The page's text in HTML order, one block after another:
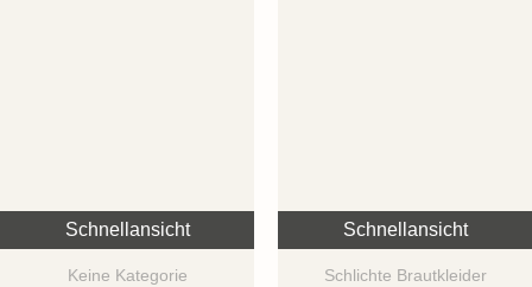
Schnellansicht
Keine Kategorie
Schnellansicht
Schlichte Brautkleider